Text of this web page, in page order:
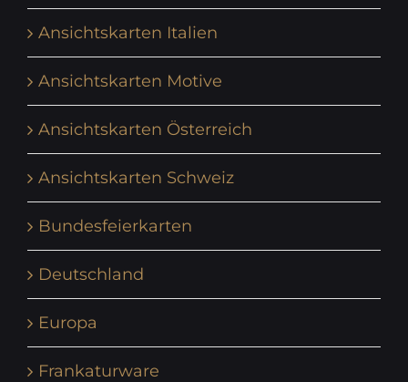
Ansichtskarten Italien
Ansichtskarten Motive
Ansichtskarten Österreich
Ansichtskarten Schweiz
Bundesfeierkarten
Deutschland
Europa
Frankaturware